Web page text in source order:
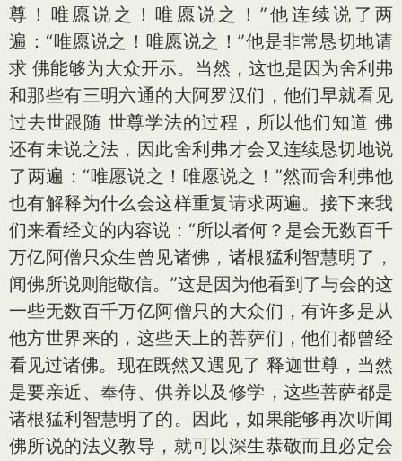
尊！唯愿说之！唯愿说之！”他连续说了两
遍：“唯愿说之！唯愿说之！”他是非常恳切地请
求 佛能够为大众开示。当然，这也是因为舍利弗
和那些有三明六通的大阿罗汉们，他们早就看见
过去世跟随 世尊学法的过程，所以他们知道 佛
还有未说之法，因此舍利弗才会又连续恳切地说
了两遍：“唯愿说之！唯愿说之！”然而舍利弗他
也有解释为什么会这样重复请求两遍。接下来我
们来看经文的内容说：“所以者何？是会无数百千
万亿阿僧只众生曾见诸佛，诸根猛利智慧明了，
闻佛所说则能敬信。”这是因为他看到了与会的这
一些无数百千万亿阿僧只的大众们，有许多是从
他方世界来的，这些天上的菩萨们，他们都曾经
看见过诸佛。现在既然又遇见了 释迦世尊，当然
是要亲近、奉侍、供养以及修学，这些菩萨都是
诸根猛利智慧明了的。因此，如果能够再次听闻
佛所说的法义教导，就可以深生恭敬而且必定会